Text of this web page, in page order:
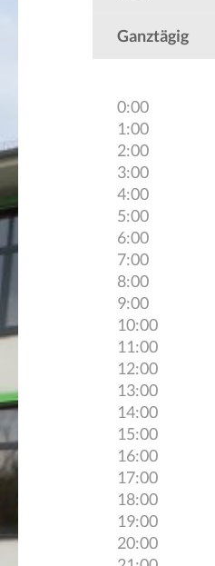
Ganztägig
0:00
1:00
2:00
3:00
4:00
5:00
6:00
7:00
8:00
9:00
10:00
11:00
12:00
13:00
14:00
15:00
16:00
17:00
18:00
19:00
20:00